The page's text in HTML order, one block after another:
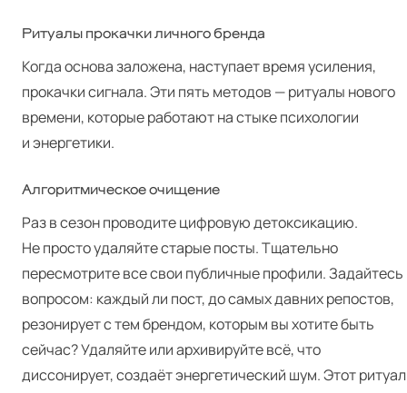
Ритуалы прокачки личного бренда
Когда основа заложена, наступает время усиления,
прокачки сигнала. Эти пять методов — ритуалы нового
времени, которые работают на стыке психологии
и энергетики.
Алгоритмическое очищение
Раз в сезон проводите цифровую детоксикацию.
Не просто удаляйте старые посты. Тщательно
пересмотрите все свои публичные профили. Задайтесь
вопросом: каждый ли пост, до самых давних репостов,
резонирует с тем брендом, которым вы хотите быть
сейчас? Удаляйте или архивируйте всё, что
диссонирует, создаёт энергетический шум. Этот ритуал